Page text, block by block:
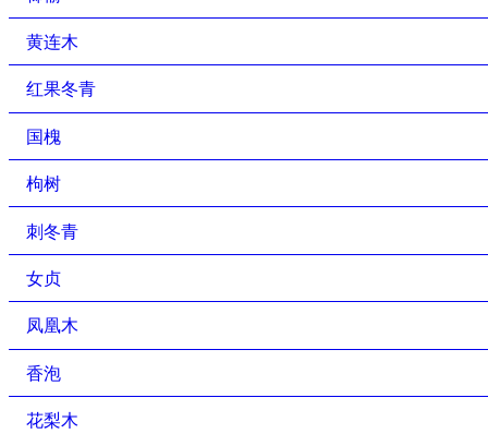
黄连木
红果冬青
国槐
枸树
刺冬青
女贞
凤凰木
香泡
花梨木